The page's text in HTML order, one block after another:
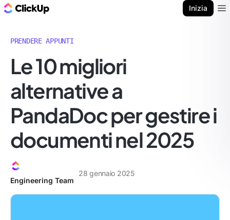
Inizia
PRENDERE APPUNTI
Le 10 migliori
alternative a
PandaDoc per gestire i
documenti nel 2025
Engineering Team
28 gennaio 2025